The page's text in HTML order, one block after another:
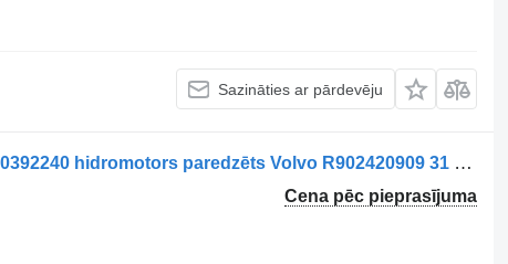
Sazināties ar pārdevēju
Motor hidraulic ventilator de răcire 70392240 hidromotors paredzēts Volvo R902420909 31 kravas automašīnas
Cena pēc pieprasījuma